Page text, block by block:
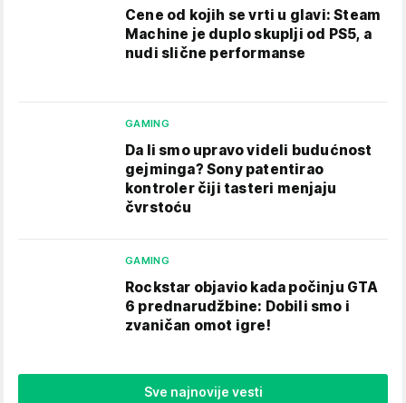
Cene od kojih se vrti u glavi: Steam
Machine je duplo skuplji od PS5, a
nudi slične performanse
GAMING
Da li smo upravo videli budućnost
gejminga? Sony patentirao
kontroler čiji tasteri menjaju
čvrstoću
GAMING
Rockstar objavio kada počinju GTA
6 prednarudžbine: Dobili smo i
zvaničan omot igre!
Sve najnovije vesti